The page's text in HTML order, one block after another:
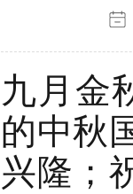
九月金
的中秋
兴隆；